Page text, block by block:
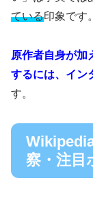
ている印象です。
原作者自身が加
するには、イン
す。
察・注目